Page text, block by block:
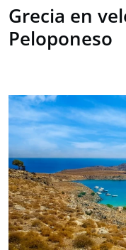
Grecia en
Peloponeso